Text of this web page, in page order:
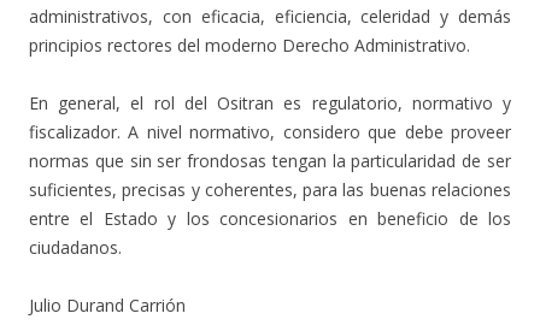
administrativos, con eficacia, eficiencia, celeridad y demás
principios rectores del moderno Derecho Administrativo.
En general, el rol del Ositran es regulatorio, normativo y
fiscalizador. A nivel normativo, considero que debe proveer
normas que sin ser frondosas tengan la particularidad de ser
suficientes, precisas y coherentes, para las buenas relaciones
entre el Estado y los concesionarios en beneficio de los
ciudadanos.
Julio Durand Carrión